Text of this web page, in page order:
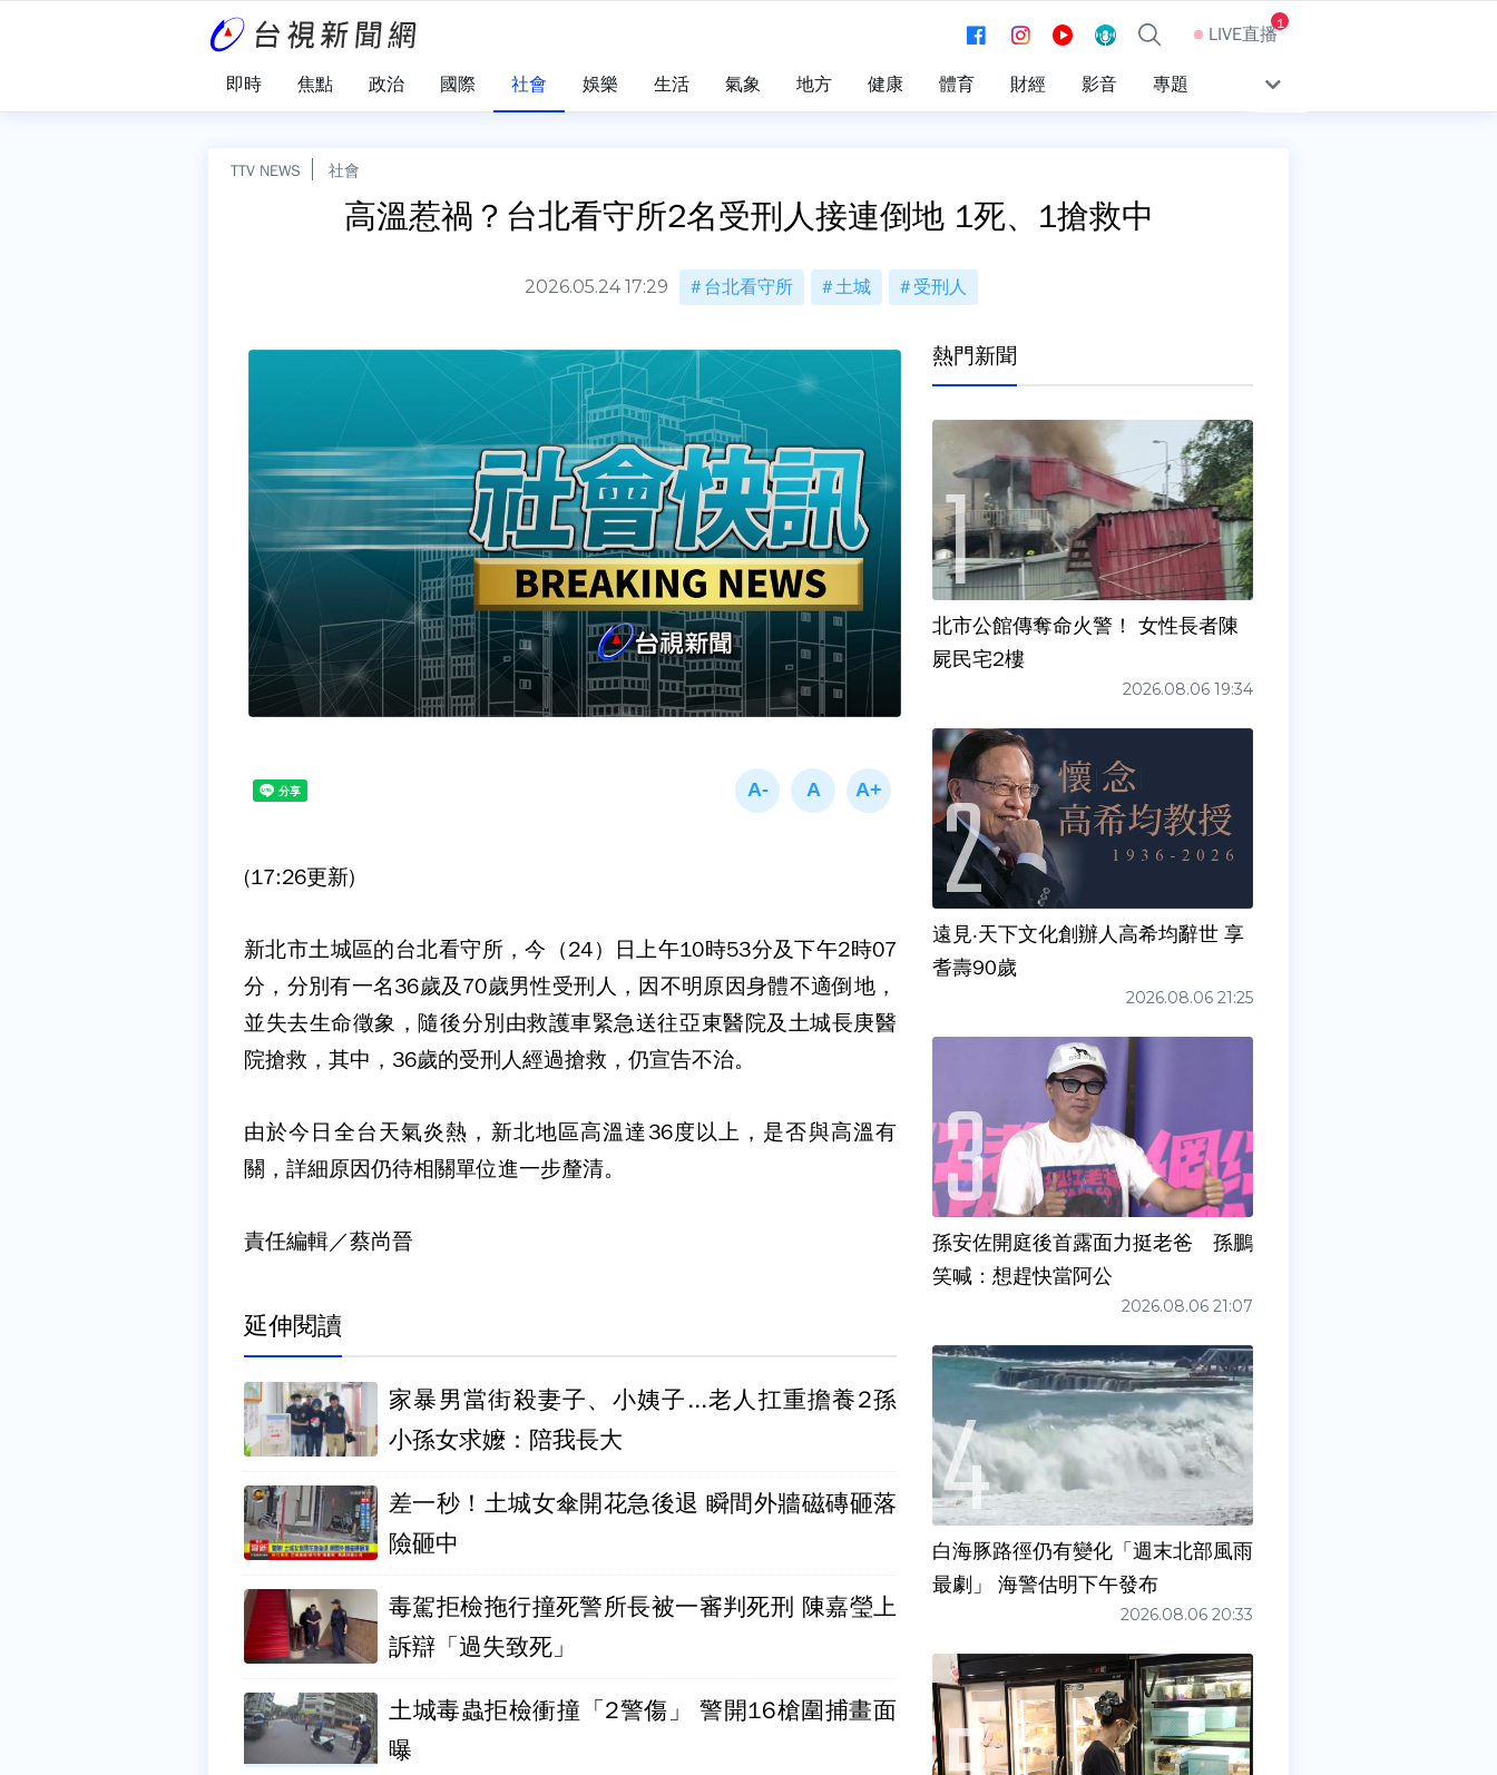
LIVE直播1
即時 焦點 政治 國際 社會 娛樂 生活 氣象 地方 健康 體育 財經 影音 專題
TTV NEWS 社會
高溫惹禍？台北看守所2名受刑人接連倒地 1死、1搶救中
2026.05.24 17:29 台北看守所 土城 受刑人
(17:26更新)
新北市土城區的台北看守所，今（24）日上午10時53分及下午2時07
分，分別有一名36歲及70歲男性受刑人，因不明原因身體不適倒地，
並失去生命徵象，隨後分別由救護車緊急送往亞東醫院及土城長庚醫
院搶救，其中，36歲的受刑人經過搶救，仍宣告不治。
由於今日全台天氣炎熱，新北地區高溫達36度以上，是否與高溫有
關，詳細原因仍待相關單位進一步釐清。
責任編輯／蔡尚晉
延伸閱讀
家暴男當街殺妻子、小姨子...老人扛重擔養2孫
小孫女求嬤：陪我長大
差一秒！土城女傘開花急後退 瞬間外牆磁磚砸落
險砸中
毒駕拒檢拖行撞死警所長被一審判死刑 陳嘉瑩上
訴辯「過失致死」
土城毒蟲拒檢衝撞「2警傷」 警開16槍圍捕畫面
曝
熱門新聞
北市公館傳奪命火警！ 女性長者陳
屍民宅2樓
2026.08.06 19:34
遠見‧天下文化創辦人高希均辭世 享
耆壽90歲
2026.08.06 21:25
孫安佐開庭後首露面力挺老爸 孫鵬
笑喊：想趕快當阿公
2026.08.06 21:07
白海豚路徑仍有變化「週末北部風雨
最劇」 海警估明下午發布
2026.08.06 20:33